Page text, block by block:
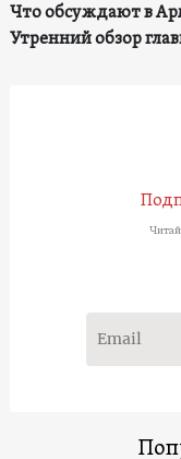
Что обсуждают в
Утренний обзор